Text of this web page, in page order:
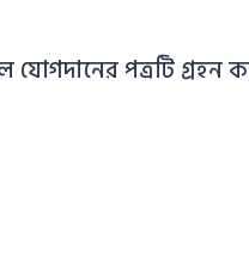
পত্রটি গ্রহন